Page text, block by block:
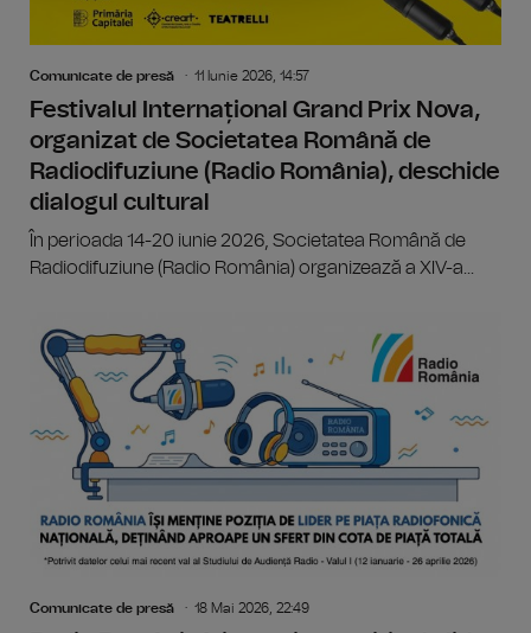
Comunicate de presă 11 Iunie 2026, 14:57
Festivalul Internațional Grand Prix Nova,
organizat de Societatea Română de
Radiodifuziune (Radio România), deschide
dialogul cultural
În perioada 14-20 iunie 2026, Societatea Română de
Radiodifuziune (Radio România) organizează a XIV-a...
Comunicate de presă 18 Mai 2026, 22:49